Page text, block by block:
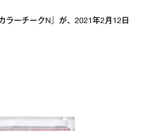
ラーチークN』が、2021年2月12日